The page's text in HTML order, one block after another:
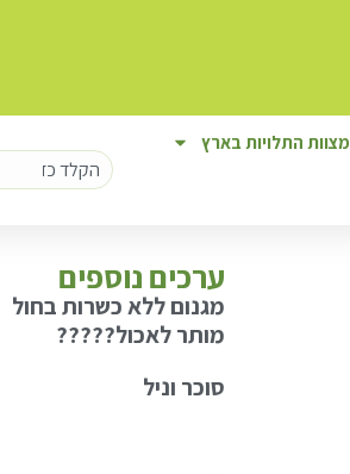
מצוות התלויות בארץ
ערכים נוספים
מגנום ללא כשרות בחול
מותר לאכול?????
סוכר וניל